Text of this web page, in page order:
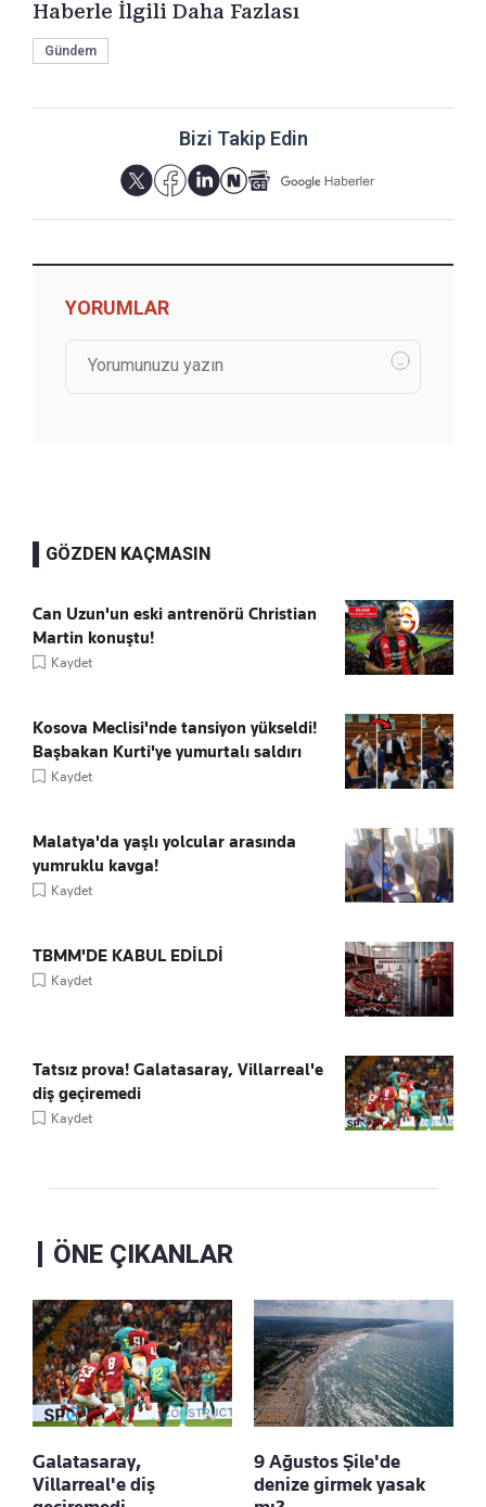
Haberle İlgili Daha Fazlası
Gündem
Bizi Takip Edin
YORUMLAR
GÖZDEN KAÇMASIN
Can Uzun'un eski antrenörü Christian
Martin konuştu!
Kaydet
Kosova Meclisi'nde tansiyon yükseldi!
Başbakan Kurti'ye yumurtalı saldırı
Kaydet
Malatya'da yaşlı yolcular arasında
yumruklu kavga!
Kaydet
TBMM'DE KABUL EDİLDİ
Kaydet
Tatsız prova! Galatasaray, Villarreal'e
diş geçiremedi
Kaydet
ÖNE ÇIKANLAR
Galatasaray,
Villarreal'e diş
9 Ağustos Şile'de
denize girmek yasak